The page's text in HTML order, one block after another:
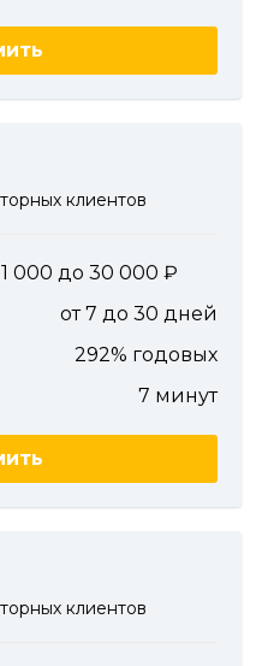
клиентов
1 000 до 30 000
от 7 до 30 дней
292% годовых
7 минут
клиентов